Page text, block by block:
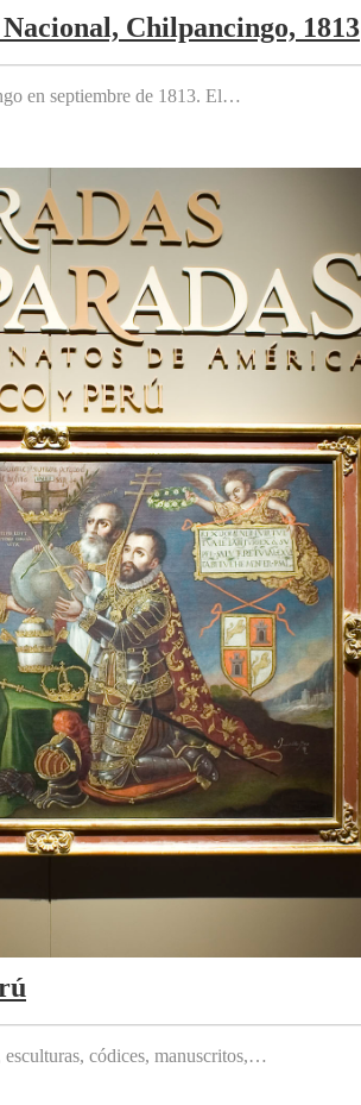
Chilpancingo, 1813
en septiembre de 1813. El…
códices, manuscritos,…